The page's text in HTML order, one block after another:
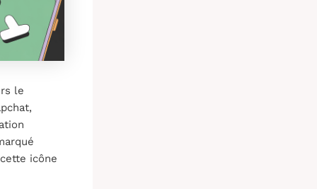
le
icône